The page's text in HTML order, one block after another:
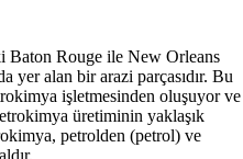
Baton Rouge ile New Orleans
yer alan bir arazi parçasıdır. Bu
işletmesinden oluşuyor ve
üretiminin yaklaşık
petrolden (petrol) ve